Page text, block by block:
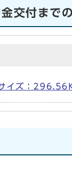
交付まで
イズ：